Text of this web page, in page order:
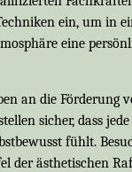
ein, um in
eine
an die Förderung
sicher, dass
fühlt.
der ästhetischen